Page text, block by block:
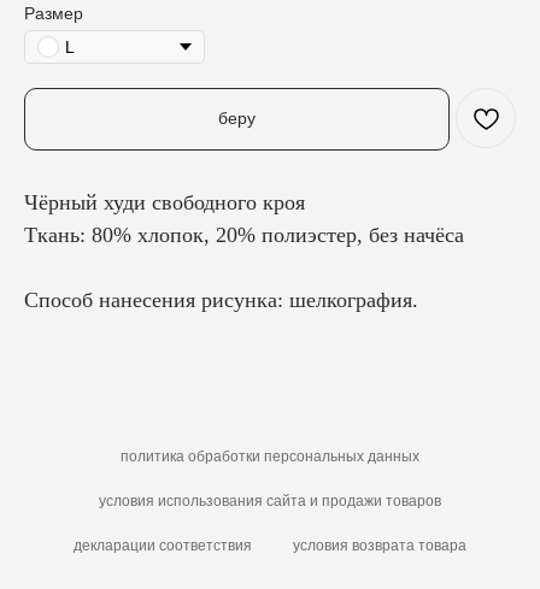
Размер
L
беру
Чёрный худи свободного кроя
Ткань: 80% хлопок, 20% полиэстер, без начёса
Способ нанесения рисунка: шелкография.
политика обработки персональных данных
условия использования сайта и продажи товаров
декларации соответствия условия возврата товара